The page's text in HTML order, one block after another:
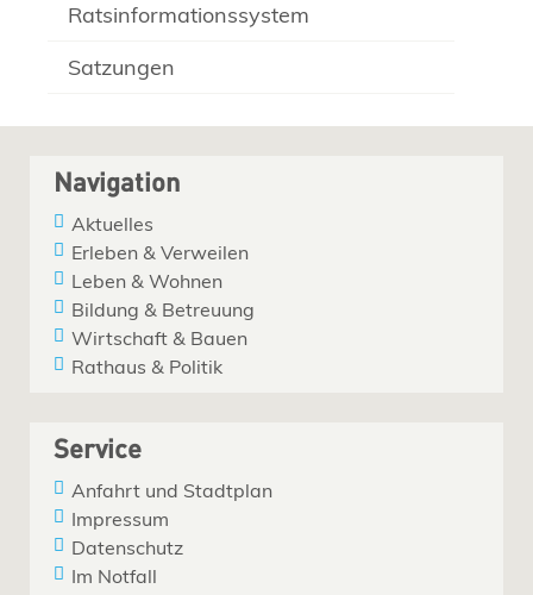
Ratsinformationssystem
Satzungen
Navigation
Aktuelles
Erleben & Verweilen
Leben & Wohnen
Bildung & Betreuung
Wirtschaft & Bauen
Rathaus & Politik
Service
Anfahrt und Stadtplan
Impressum
Datenschutz
Im Notfall